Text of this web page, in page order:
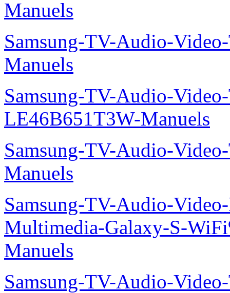
Manuels
Samsung-TV-Audio-
Manuels
Samsung-TV-Audio-
LE46B651T3W-Manuels
Samsung-TV-Audio-
Manuels
Samsung-TV-Audio-
Multimedia-Galaxy-S-
Manuels
Samsung-TV-Audio-